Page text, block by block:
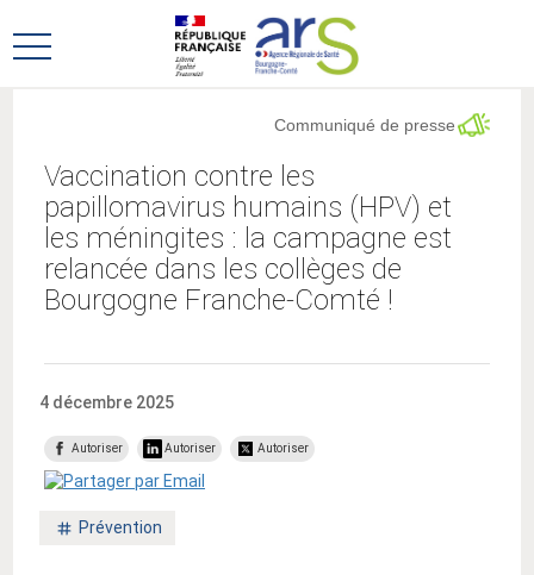
au
menu
au
contenu
Ouvrir
Vaccination contre les
papillomavirus humains (HPV) et
les méningites : la campagne est
relancée dans les collèges de
Bourgogne Franche-Comté !
Communiqué de presse
4 décembre 2025
Autoriser Autoriser Autoriser
Mot
Prévention